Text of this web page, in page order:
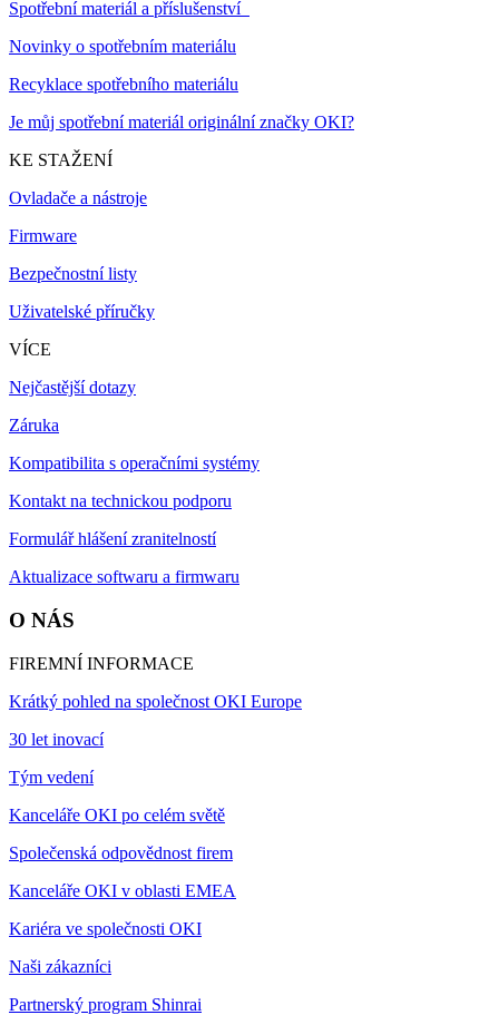
Spotřební materiál a příslušenství
Novinky o spotřebním materiálu
Recyklace spotřebního materiálu
Je můj spotřební materiál originální značky OKI?
KE STAŽENÍ
Ovladače a nástroje
Firmware
Bezpečnostní listy
Uživatelské příručky
VÍCE
Nejčastější dotazy
Záruka
Kompatibilita s operačními systémy
Kontakt na technickou podporu
Formulář hlášení zranitelností
Aktualizace softwaru a firmwaru
O NÁS
FIREMNÍ INFORMACE
Krátký pohled na společnost OKI Europe
30 let inovací
Tým vedení
Kanceláře OKI po celém světě
Společenská odpovědnost firem
Kanceláře OKI v oblasti EMEA
Kariéra ve společnosti OKI
Naši zákazníci
Partnerský program Shinrai